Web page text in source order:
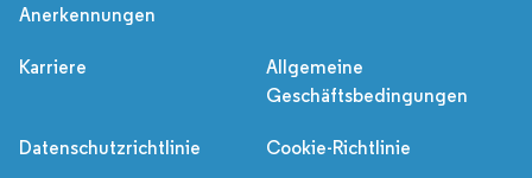
Anerkennungen
Karriere
Allgemeine
Geschäftsbedingungen
Datenschutzrichtlinie Cookie-Richtlinie